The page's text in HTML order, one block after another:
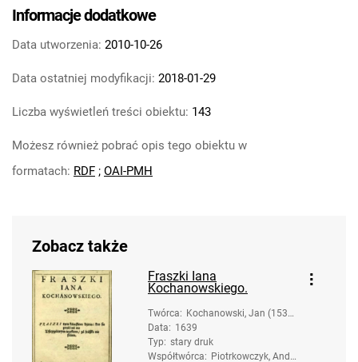
Informacje dodatkowe
Data utworzenia: 2010-10-26
Data ostatniej modyfikacji: 2018-01-29
Liczba wyświetleń treści obiektu: 143
Możesz również pobrać opis tego obiektu w
formatach: RDF ; OAI-PMH
Zobacz także
Fraszki Iana
Kochanowskiego.
Twórca: Kochanowski, Jan (1530-
1584)
Data: 1639
Typ: stary druk
Współtwórca: Piotrkowczyk, Andrz